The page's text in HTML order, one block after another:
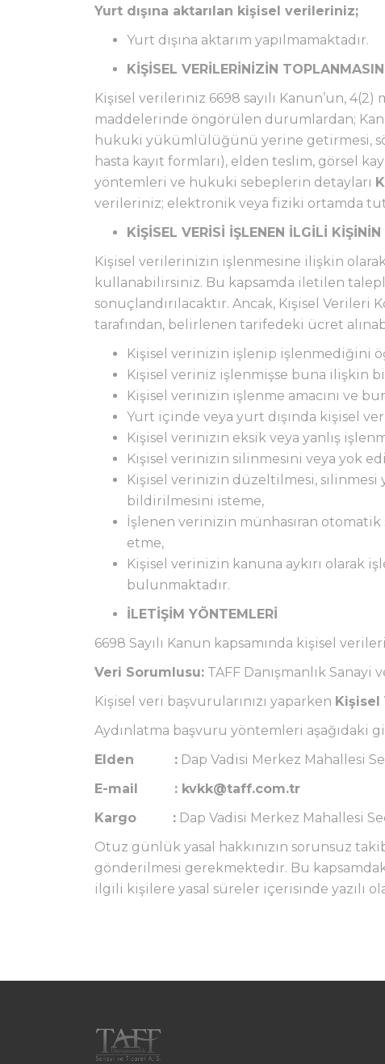
Yurt dışına aktarılan kişisel verileriniz;
Yurt dışına aktarım yapılmamaktadır.
KİŞİSEL VERİLERİNİZİN
Kişisel verileriniz 6698 sayılı Kanun’un,
maddelerinde öngörülen durumlardan;
hukuki yükümlülüğünü yerine getirmesi,
hasta kayıt formları), elden teslim, görsel
yöntemleri ve hukuki sebeplerin detayları
verileriniz; elektronik veya fiziki ortamda
KİŞİSEL VERİSİ İŞLENEN İLGİLİ
Kişisel verilerinizin işlenmesine ilişkin olarak
kullanabilirsiniz. Bu kapsamda iletilen
sonuçlandırılacaktır. Ancak, Kişisel
tarafından, belirlenen tarifedeki ücret
Kişisel verinizin işlenip işlenmediğini
Kişisel veriniz işlenmişse buna ilişkin
Kişisel verinizin işlenme amacını ve
Yurt içinde veya yurt dışında kişisel
Kişisel verinizin eksik veya yanlış
Kişisel verinizin silinmesini veya yok
Kişisel verinizin düzeltilmesi, silinmesi
bildirilmesini isteme,
İşlenen verinizin münhasıran otomatik
etme,
Kişisel verinizin kanuna aykırı olarak
bulunmaktadır.
İLETİŞİM YÖNTEMLERİ
6698 Sayılı Kanun kapsamında kişisel
Veri Sorumlusu: TAFF Danışmanlık Sanayi
Kişisel veri başvurularınızı yaparken Kişisel
Aydınlatma başvuru yöntemleri aşağıdaki
Elden : Dap Vadisi Merkez Mahallesi
E-mail : kvkk@taff.com.tr
Kargo : Dap Vadisi Merkez Mahallesi
Otuz günlük yasal hakkınızın sorunsuz
gönderilmesi gerekmektedir. Bu
ilgili kişilere yasal süreler içerisinde yazılı